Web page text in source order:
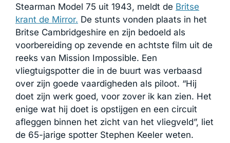
Stearman Model 75 uit 1943, meldt de Britse
krant de Mirror. De stunts vonden plaats in het
Britse Cambridgeshire en zijn bedoeld als
voorbereiding op zevende en achtste film uit de
reeks van Mission Impossible. Een
vliegtuigspotter die in de buurt was verbaasd
over zijn goede vaardigheden als piloot. “Hij
doet zijn werk goed, voor zover ik kan zien. Het
enige wat hij doet is opstijgen en een circuit
afleggen binnen het zicht van het vliegveld”, liet
de 65-jarige spotter Stephen Keeler weten.